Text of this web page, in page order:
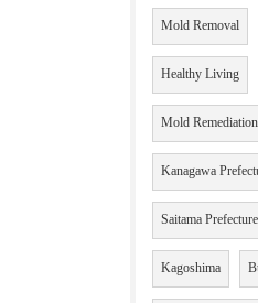
Mold Removal
Healthy Living
Mold Remediation
Kanagawa
Saitama Prefecture
Kagoshima